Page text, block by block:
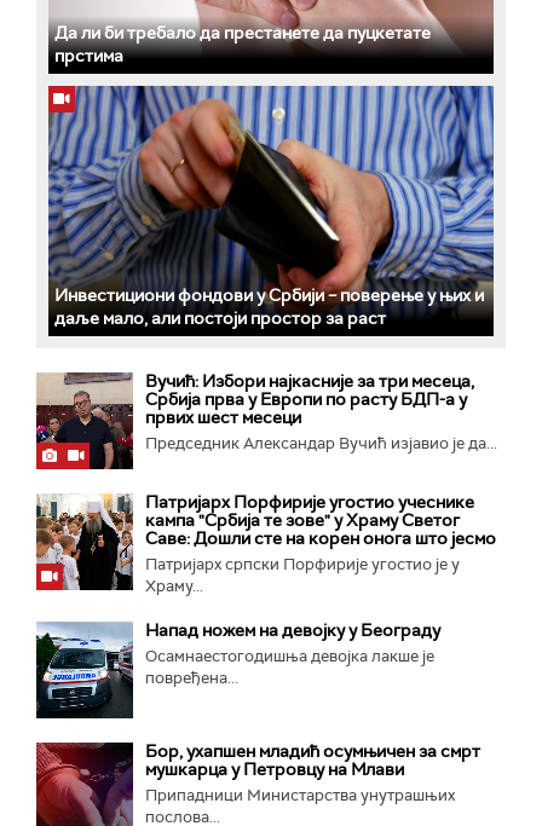
Да ли би требало да престанете да пуцкетате
прстима
Инвестициони фондови у Србији – поверење у њих и
даље мало, али постоји простор за раст
Вучић: Избори најкасније за три месеца,
Србија прва у Европи по расту БДП-а у
првих шест месеци
Председник Александар Вучић изјавио је да...
Патријарх Порфирије угостио учеснике
кампа "Србија те зове" у Храму Светог
Саве: Дошли сте на корен онога што јесмо
Патријарх српски Порфирије угостио је у
Храму...
Напад ножем на девојку у Београду
Осамнаестогодишња девојка лакше је
повређена...
Бор, ухапшен младић осумњичен за смрт
мушкарца у Петровцу на Млави
Припадници Министарства унутрашњих
послова...